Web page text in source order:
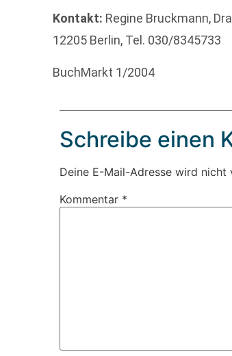
Kontakt: Regine Bruckmann,
12205 Berlin, Tel. 030/8345733
BuchMarkt 1/2004
Schreibe einen
Deine E-Mail-Adresse wird
Kommentar *